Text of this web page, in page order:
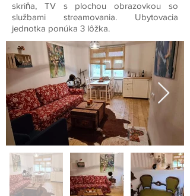
skriňa, TV s plochou obrazovkou so
službami streamovania. Ubytovacia
jednotka ponúka 3 lôžka.